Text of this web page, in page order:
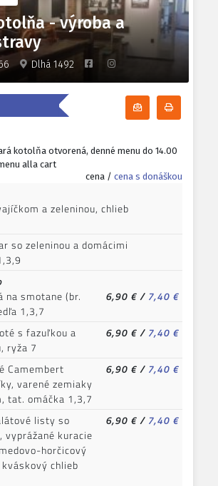
- výroba a
Dlhá 1492
Odoberať
kotolňa otvorená, denné menu do 14.00
alla cart
cena / cena s donáškou
a zeleninou, chlieb
so zeleninou a domácimi
na smotane (br.
1,3,7
6,90 €/ 7,40 €
s fazuľkou a
ryža 7
6,90 €/ 7,40 €
Camembert
varené zemiaky
tat. omáčka 1,3,7
6,90 €/ 7,40 €
listy so
vyprážané kuracie
horčicový
chlieb
6,90 €/ 7,40 €